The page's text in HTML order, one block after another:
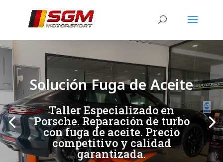
Solución Fuga de Aceite
Taller Especializado en
Porsche. Reparación de turbo
con fuga de aceite. Precio
competitivo y calidad
garantizada.
[/et_pb_slide]